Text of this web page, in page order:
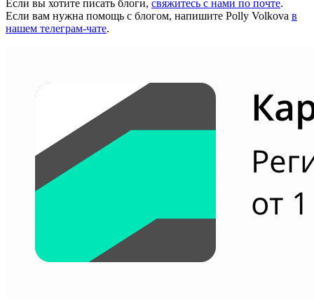
Если вы хотите писать блоги, свяжитесь с нами по почте.
Если вам нужна помощь с блогом, напишите Polly Volkova в
нашем телеграм-чате.